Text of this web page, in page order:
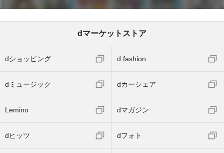
dマーケットストア
dショッピング d fashion
dミュージック dカーシェア
Lemino dマガジン
dヒッツ dフォト